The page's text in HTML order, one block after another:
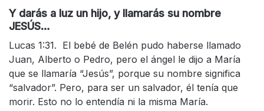
Y darás a luz un hijo, y llamarás su nombre
JESÚS…
Lucas 1:31. El bebé de Belén pudo haberse llamado
Juan, Alberto o Pedro, pero el ángel le dijo a María
que se llamaría “Jesús”, porque su nombre significa
“salvador”. Pero, para ser un salvador, él tenía que
morir. Esto no lo entendía ni la misma María.